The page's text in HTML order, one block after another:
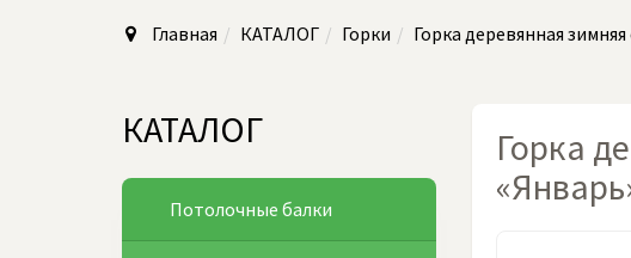
Главная КАТАЛОГ Горки Горка деревянная
Горка
КАТАЛОГ
Потолочные балки